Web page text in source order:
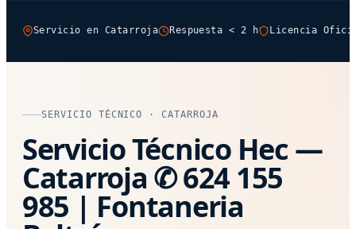
Servicio en Catarroja Respuesta < 2 h Licencia
SERVICIO TÉCNICO · CATARROJA
Servicio Técnico Hec —
Catarroja ✆ 624 155
985 | Fontaneria